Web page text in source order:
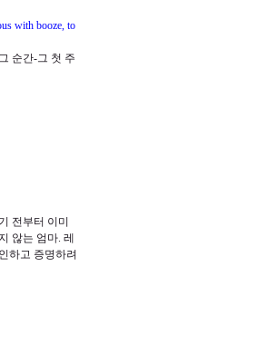
with booze, to
순간-그 첫 주
전부터 이미
않는 엄마. 레
하고 증명하려